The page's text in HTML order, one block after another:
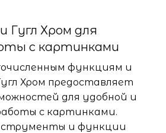
Гугл Хром для
с картинками
функциям и
Хром предоставляет
для удобной и
с картинками.
и функции